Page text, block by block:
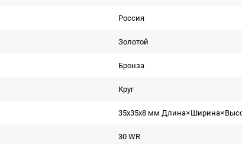
Россия
Золотой
Бронза
Круг
35x35x8 мм
30 WR